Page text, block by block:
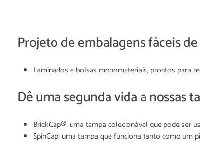
Projeto de embalagens fáceis
Laminados e bolsas monomateriais, prontos para
Dê uma segunda vida a nossas
BrickCap®: uma tampa colecionável que pode ser
SpinCap: uma tampa que funciona tanto como um